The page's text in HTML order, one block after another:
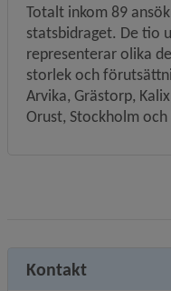
Totalt inkom 89
statsbidraget. De tio
representerar olika
storlek och
Arvika, Grästorp,
Orust, Stockholm
Kontakt